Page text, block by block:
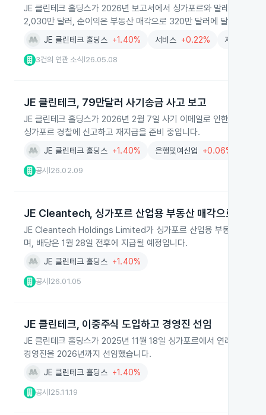
JE 클린테크 홀딩스가 2026년 보고서에서 싱가포르와 말레이시아
2,030만 달러, 순이익은 부동산 매각으로 320만 달러에 달할 전망입
JE 클린테크 홀딩스 +1.40% 서비스 +0.22% 자동화설비
3건의 연관 소식 26.05.08
JE 클린테크, 79만달러 사기송금 사고 보고
JE 클린테크 홀딩스가 2026년 2월 7일 사기 이메일로 인한 사이버
싱가포르 경찰에 신고하고 재지급을 준비 중입니다.
JE 클린테크 홀딩스 +1.40% 은행및여신업 +0.06%
공시 26.02.09
JE Cleantech, 싱가포르 산업용 부동산 매각으로 285
JE Cleantech Holdings Limited가 싱가포르 산업용 부동산 매각으
며, 배당은 1월 28일 전후에 지급될 예정입니다.
JE 클린테크 홀딩스 +1.40%
공시 26.01.05
JE 클린테크, 이중주식 도입하고 경영진 선임
JE 클린테크 홀딩스가 2025년 11월 18일 싱가포르에서 연례 주주총
경영진을 2026년까지 선임했습니다.
JE 클린테크 홀딩스 +1.40%
공시 25.11.19